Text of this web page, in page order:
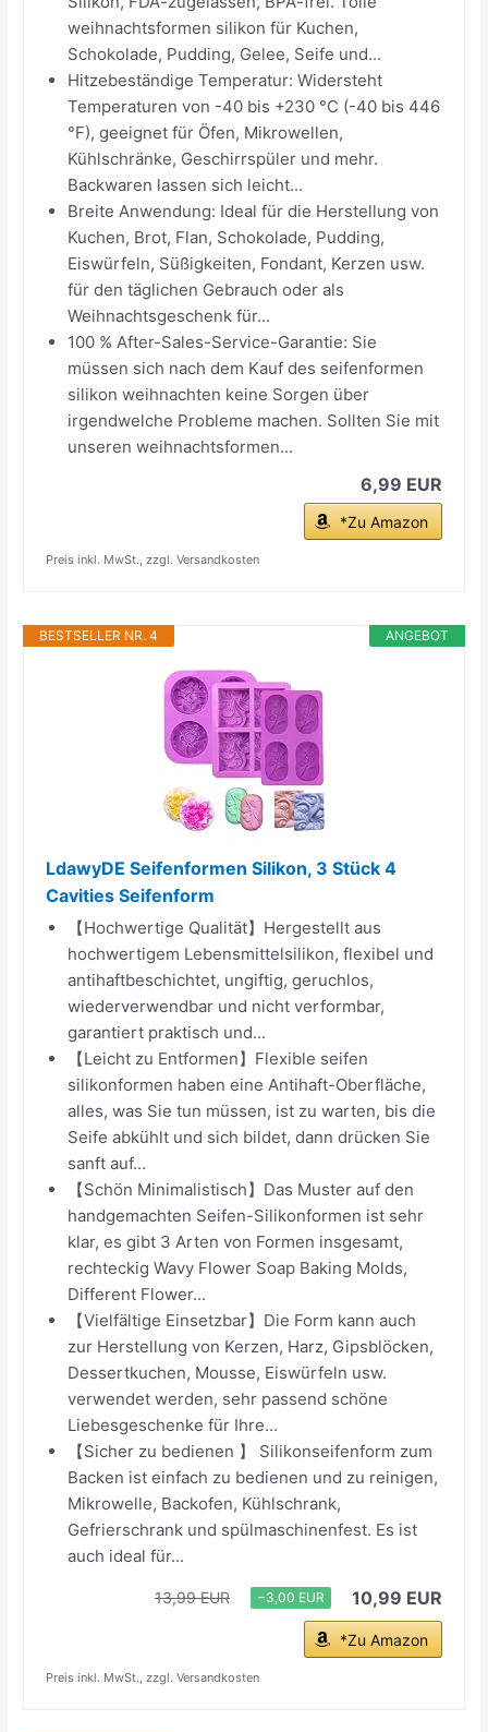
weihnachtsformen silikon für Kuchen,
Schokolade, Pudding, Gelee, Seife und...
Hitzebeständige Temperatur: Widersteht
Temperaturen von -40 bis +230 °C (-40 bis 446
°F), geeignet für Öfen, Mikrowellen,
Kühlschränke, Geschirrspüler und mehr.
Backwaren lassen sich leicht...
Breite Anwendung: Ideal für die Herstellung von
Kuchen, Brot, Flan, Schokolade, Pudding,
Eiswürfeln, Süßigkeiten, Fondant, Kerzen usw.
für den täglichen Gebrauch oder als
Weihnachtsgeschenk für...
100 % After-Sales-Service-Garantie: Sie
müssen sich nach dem Kauf des seifenformen
silikon weihnachten keine Sorgen über
irgendwelche Probleme machen. Sollten Sie mit
unseren weihnachtsformen...
6,99 EUR
*Zu Amazon
Preis inkl. MwSt., zzgl. Versandkosten
ANGEBOT
BESTSELLER NR. 4
LdawyDE Seifenformen Silikon, 3 Stück 4
Cavities Seifenform
【Hochwertige Qualität】Hergestellt aus
hochwertigem Lebensmittelsilikon, flexibel und
antihaftbeschichtet, ungiftig, geruchlos,
wiederverwendbar und nicht verformbar,
garantiert praktisch und...
【Leicht zu Entformen】Flexible seifen
silikonformen haben eine Antihaft-Oberfläche,
alles, was Sie tun müssen, ist zu warten, bis die
Seife abkühlt und sich bildet, dann drücken Sie
sanft auf...
【Schön Minimalistisch】Das Muster auf den
handgemachten Seifen-Silikonformen ist sehr
klar, es gibt 3 Arten von Formen insgesamt,
rechteckig Wavy Flower Soap Baking Molds,
Different Flower...
【Vielfältige Einsetzbar】Die Form kann auch
zur Herstellung von Kerzen, Harz, Gipsblöcken,
Dessertkuchen, Mousse, Eiswürfeln usw.
verwendet werden, sehr passend schöne
Liebesgeschenke für Ihre...
【Sicher zu bedienen 】 Silikonseifenform zum
Backen ist einfach zu bedienen und zu reinigen,
Mikrowelle, Backofen, Kühlschrank,
Gefrierschrank und spülmaschinenfest. Es ist
auch ideal für...
13,99 EUR −3,00 EUR 10,99 EUR
*Zu Amazon
Preis inkl. MwSt., zzgl. Versandkosten